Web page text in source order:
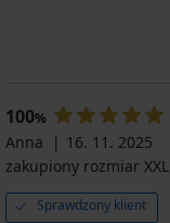
100%
Anna
16. 11. 2025
zakupiony rozmiar XXL
Sprawdzony klient